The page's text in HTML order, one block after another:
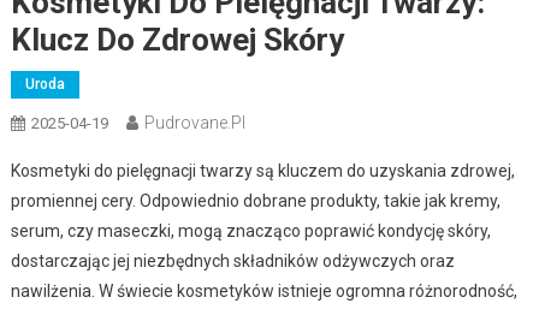
Klucz Do Zdrowej Skóry
Uroda
2025-04-19 Pudrovane.pl
Kosmetyki do pielęgnacji twarzy są kluczem do uzyskania zdrowej,
promiennej cery. Odpowiednio dobrane produkty, takie jak kremy,
serum, czy maseczki, mogą znacząco poprawić kondycję skóry,
dostarczając jej niezbędnych składników odżywczych oraz
nawilżenia. W świecie kosmetyków istnieje ogromna różnorodność,